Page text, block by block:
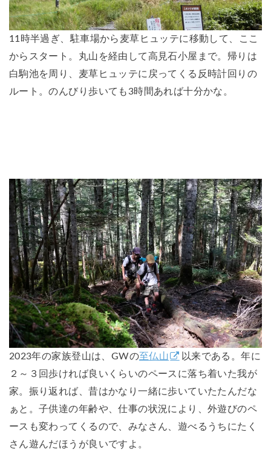
11時半過ぎ、駐車場から麦草ヒュッテに移動して、ここ
からスタート。丸山を経由して高見石小屋まで。帰りは
白駒池を周り、麦草ヒュッテに戻ってくる反時計回りの
ルート。のんびり歩いても3時間あれば十分かな。
2023年の家族登山は、GWの至仏山
以来である。年に
２～３回歩ければ良いくらいのペースに落ち着いた我が
家。振り返れば、昔はかなり一緒に歩いていたたんだな
ぁと。子供達の年齢や、仕事の状況により、外遊びのペ
ースも変わってくるので、みなさん、遊べるうちにたく
さん遊んだほうが良いですよ。